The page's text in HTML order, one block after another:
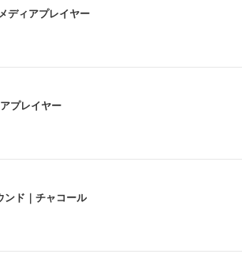
ディアプレイヤー
プレイヤー
ド｜チャコール